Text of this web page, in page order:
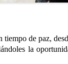
de paz,
la